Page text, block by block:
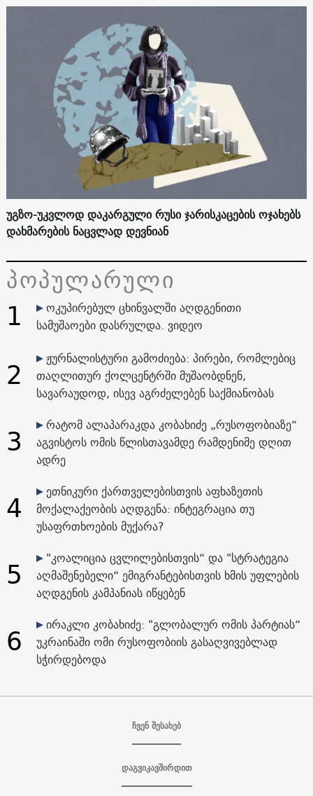
უგზო-უკვლოდ დაკარგული რუსი ჯარისკაცების ოჯახებს
დახმარების ნაცვლად დევნიან
პოპულარული
1
ოკუპირებულ ცხინვალში აღდგენითი
სამუშაოები დასრულდა. ვიდეო
2
ჟურნალისტური გამოძიება: პირები, რომლებიც
თაღლითურ ქოლცენტრში მუშაობდნენ,
სავარაუდოდ, ისევ აგრძელებენ საქმიანობას
3
რატომ ალაპარაკდა კობახიძე „რუსოფობიაზე“
აგვისტოს ომის წლისთავამდე რამდენიმე დღით
ადრე
4
ეთნიკური ქართველებისთვის აფხაზეთის
მოქალაქეობის აღდგენა: ინტეგრაცია თუ
უსაფრთხოების მუქარა?
5
"კოალიცია ცვლილებისთვის“ და "სტრატეგია
აღმაშენებელი“ ემიგრანტებისთვის ხმის უფლების
აღდგენის კამპანიას იწყებენ
6
ირაკლი კობახიძე: "გლობალურ ომის პარტიას“
უკრაინაში ომი რუსოფობიის გასაღვივებლად
სჭირდებოდა
ჩვენ შესახებ
დაგვიკავშირდით